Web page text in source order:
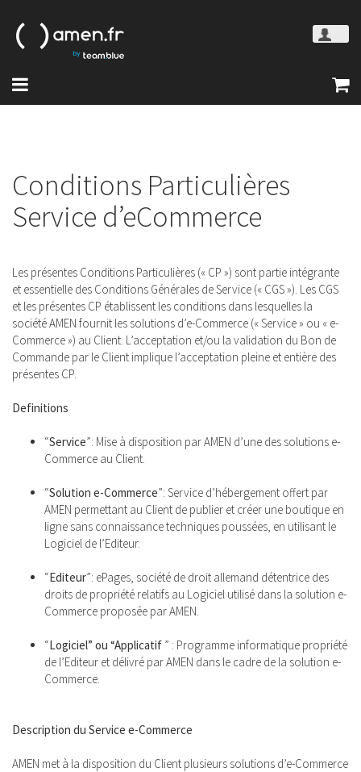
Conditions Particulières
Service d’eCommerce
Les présentes Conditions Particulières (« CP ») sont partie intégrante
et essentielle des Conditions Générales de Service (« CGS »). Les CGS
et les présentes CP établissent les conditions dans lesquelles la
société AMEN fournit les solutions d’e-Commerce (« Service » ou « e-
Commerce ») au Client. L’acceptation et/ou la validation du Bon de
Commande par le Client implique l’acceptation pleine et entière des
présentes CP.
Definitions
“Service”: Mise à disposition par AMEN d’une des solutions e-
Commerce au Client.
“Solution e-Commerce”: Service d’hébergement offert par
AMEN permettant au Client de publier et créer une boutique en
ligne sans connaissance techniques poussées, en utilisant le
Logiciel de l’Editeur.
“Editeur”: ePages, société de droit allemand détentrice des
droits de propriété relatifs au Logiciel utilisé dans la solution e-
Commerce proposée par AMEN.
“Logiciel” ou “Applicatif ” : Programme informatique propriété
de l’Editeur et délivré par AMEN dans le cadre de la solution e-
Commerce.
Description du Service e-Commerce
AMEN met à la disposition du Client plusieurs solutions d’e-Commerce